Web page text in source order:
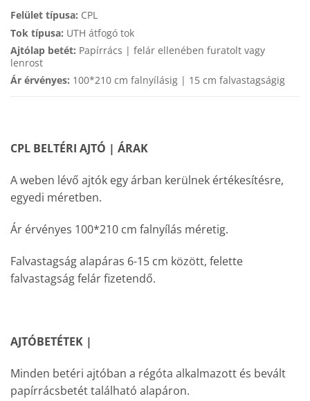
Felület típusa: CPL
Tok típusa: UTH átfogó tok
Ajtólap betét: Papírrács | felár ellenében furatolt vagy
lenrost
Ár érvényes: 100*210 cm falnyílásig | 15 cm falvastagságig
CPL BELTÉRI AJTÓ | ÁRAK
A weben lévő ajtók egy árban kerülnek értékesítésre,
egyedi méretben.
Ár érvényes 100*210 cm falnyílás méretig.
Falvastagság alapáras 6-15 cm között, felette
falvastagság felár fizetendő.
AJTÓBETÉTEK |
Minden betéri ajtóban a régóta alkalmazott és bevált
papírrácsbetét található alapáron.